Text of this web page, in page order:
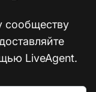
сообществу
LiveAgent.